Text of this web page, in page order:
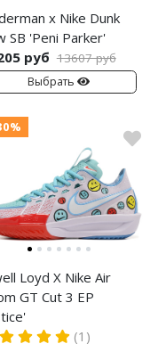
x Nike Dunk
SB 'Peni Parker'
руб 13607 руб
Выбрать
Loyd X Nike Air
GT Cut 3 EP
(1)